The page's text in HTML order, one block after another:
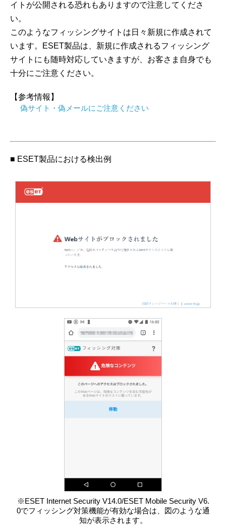
イトが公開される恐れもありますので注意してくださ
い。
このようなフィッシングサイトは日々新規に作成されて
います。ESET製品は、新規に作成されるフィッシング
サイトにも随時対応していきますが、お客さま自身でも
十分にご注意ください。
【参考情報】
偽サイト・偽メールにご注意ください
■ ESET製品における検出例
※ESET Internet Security V14.0/ESET Mobile Security V6.
0でフィッシング対策機能が有効な場合は、図のような通
知が表示されます。